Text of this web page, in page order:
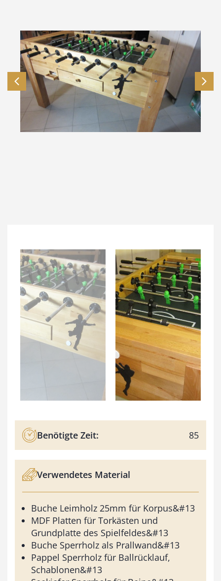
Benötigte Zeit: 85
Verwendetes Material
Buche Leimholz 25mm für Korpus&#13
MDF Platten für Torkästen und
Grundplatte des Spielfeldes&#13
Buche Sperrholz als Prallwand&#13
Pappel Sperrholz für Ballrücklauf,
Schablonen&#13